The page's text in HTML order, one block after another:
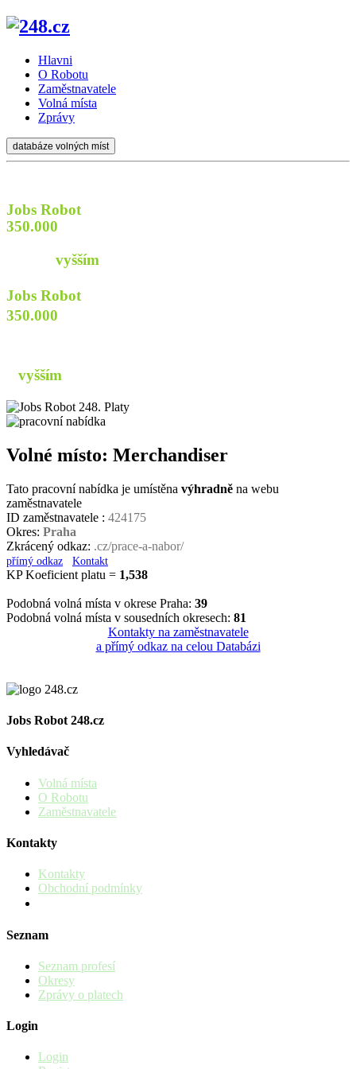
Hlavni
O Robotu
Zaměstnavatele
Volná místa
Zprávy
databáze volných míst
Jobs Robot
350.000
vyšším
Jobs Robot
350.000
vyšším
Volné místo: Merchandiser
Tato pracovní nabídka je umístěna výhradně na webu
zaměstnavatele
ID zaměstnavatele : 424175
Okres: Praha
Zkrácený odkaz: .cz/prace-a-nabor/
přímý odkaz Kontakt
KP Koeficient platu = 1,538
Podobná volná místa v okrese Praha: 39
Podobná volná místa v sousedních okresech: 81
Kontakty na zaměstnavatele
a přímý odkaz na celou Databázi
Jobs Robot 248.cz
Vyhledávač
Volná místa
O Robotu
Zaměstnavatele
Kontakty
Kontakty
Obchodní podmínky
Seznam
Seznam profesí
Okresy
Zprávy o platech
Login
Login